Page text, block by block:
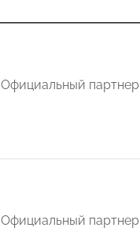
Официальный партнер
Официальный партнер